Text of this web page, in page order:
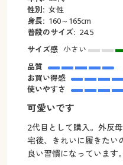
性別: 女性
身長: 160～165cm
普段のサイズ: 24.5
サイズ感 小さい
品質
お買い得感
使いやすさ
可愛いです
2代目として購入。外反
宅後、きれいに履きたい
良い習慣になっています。